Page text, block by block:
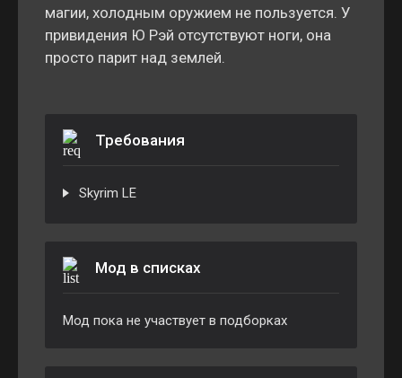
магии, холодным оружием не пользуется. У
привидения Ю Рэй отсутствуют ноги, она
просто парит над землей.
Требования
Skyrim LE
Мод в списках
Мод пока не участвует в подборках